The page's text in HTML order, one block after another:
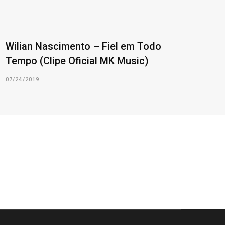
Wilian Nascimento – Fiel em Todo
Tempo (Clipe Oficial MK Music)
07/24/2019